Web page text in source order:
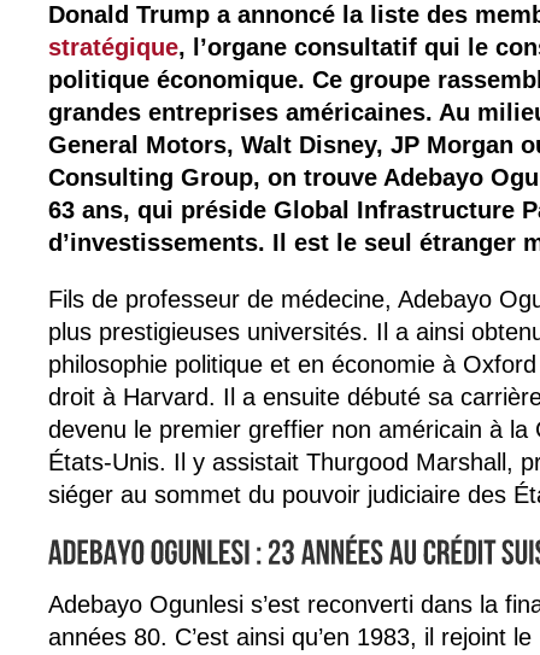
Donald Trump a annoncé la liste des
stratégique, l’organe consultatif qui le
politique économique. Ce groupe
grandes entreprises américaines. Au
General Motors, Walt Disney, JP Morgan
Consulting Group, on trouve Adebayo
63 ans, qui préside Global Infrastructure
d’investissements. Il est le seul étranger
Fils de professeur de médecine, Adebayo
plus prestigieuses universités. Il a ainsi
philosophie politique et en économie à
droit à Harvard. Il a ensuite débuté sa
devenu le premier greffier non américain à la
États-Unis. Il y assistait Thurgood Marshall,
siéger au sommet du pouvoir judiciaire des
Adebayo Ogunlesi s’est reconverti dans la
années 80. C’est ainsi qu’en 1983, il rejoint